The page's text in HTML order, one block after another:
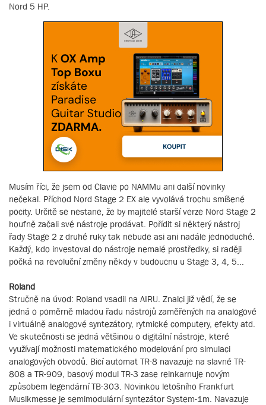
Nord 5 HP.
Musím říci, že jsem od Clavie po NAMMu ani další novinky
nečekal. Příchod Nord Stage 2 EX ale vyvolává trochu smíšené
pocity. Určitě se nestane, že by majitelé starší verze Nord Stage 2
houfně začali své nástroje prodávat. Pořídit si některý nástroj
řady Stage 2 z druhé ruky tak nebude asi ani nadále jednoduché.
Každý, kdo investoval do nástroje nemalé prostředky, si raději
počká na revoluční změny někdy v budoucnu u Stage 3, 4, 5...
Roland
Stručně na úvod: Roland vsadil na AIRU. Znalci již vědí, že se
jedná o poměrně mladou řadu nástrojů zaměřených na analogové
i virtuálně analogové syntezátory, rytmické computery, efekty atd.
Ve skutečnosti se jedná většinou o digitální nástroje, které
využívají možnosti matematického modelování pro simulaci
analogových obvodů. Bicí automat TR-8 navazuje na slavné TR-
808 a TR-909, basový modul TR-3 zase reinkarnuje novým
způsobem legendární TB-303. Novinkou letošního Frankfurt
Musikmesse je semimodulární syntezátor System-1m. Navazuje